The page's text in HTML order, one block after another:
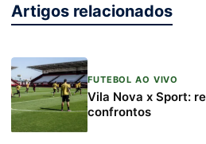
Artigos relacionados
FUTEBOL AO VIVO
Vila Nova x Sport:
confrontos